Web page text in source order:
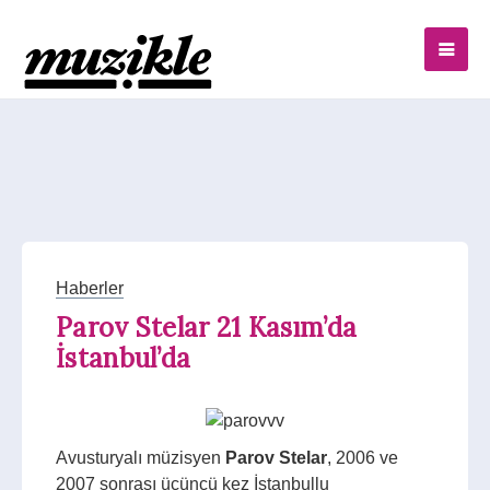
Haberler
Parov Stelar 21 Kasım’da
İstanbul’da
Avusturyalı müzisyen Parov Stelar, 2006 ve
2007 sonrası üçüncü kez İstanbullu